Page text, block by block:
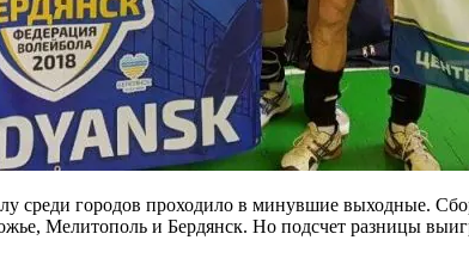
среди городов проходило в минувшие выходные.
Мелитополь и Бердянск. Но подсчет разницы